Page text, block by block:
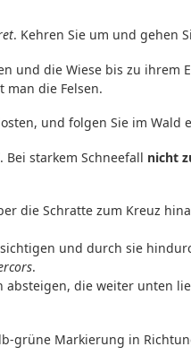
. Kehren Sie um und gehen
und die Wiese bis zu ihrem
man die Felsen.
und folgen Sie im Wald
. Bei starkem Schneefall nicht
die Schratte zum Kreuz
und durch sie
.
die weiter unten
grüne Markierung in